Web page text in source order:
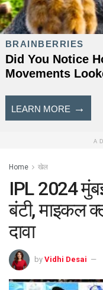
Home खेल
IPL 2024
बंटी, माइकल
दावा
by Vidhi Desai